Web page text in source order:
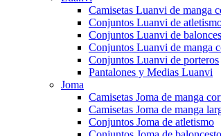
Camisetas Luanvi de manga
Conjuntos Luanvi de
Conjuntos Luanvi de
Conjuntos Luanvi de manga
Conjuntos Luanvi de porteros
Pantalones y Medias Luanvi
Joma
Camisetas Joma de manga
Camisetas Joma de manga
Conjuntos Joma de atletismo